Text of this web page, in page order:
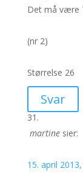
Det må være
(nr 2)
Størrelse 26
Svar
martine sier:
15. april